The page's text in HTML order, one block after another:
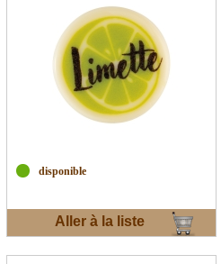
disponible
Aller à la liste